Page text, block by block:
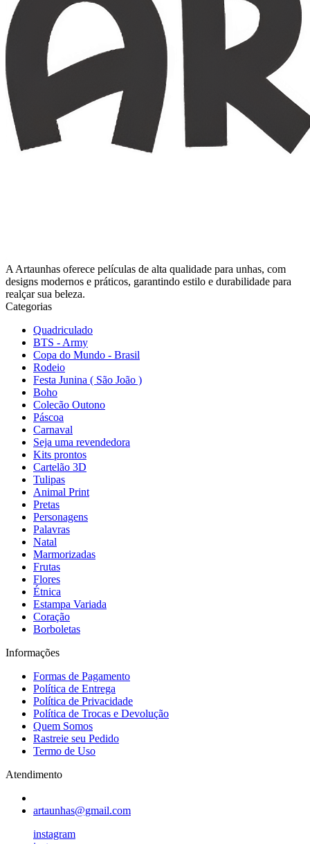
A Artaunhas oferece películas de alta qualidade para unhas, com
designs modernos e práticos, garantindo estilo e durabilidade para
realçar sua beleza.
Categorias
Quadriculado
BTS - Army
Copa do Mundo - Brasil
Rodeio
Festa Junina ( São João )
Boho
Colecão Outono
Páscoa
Carnaval
Seja uma revendedora
Kits prontos
Cartelão 3D
Tulipas
Animal Print
Pretas
Personagens
Palavras
Natal
Marmorizadas
Frutas
Flores
Étnica
Estampa Variada
Coração
Borboletas
Informações
Formas de Pagamento
Política de Entrega
Política de Privacidade
Política de Trocas e Devolução
Quem Somos
Rastreie seu Pedido
Termo de Uso
Atendimento
artaunhas@gmail.com
instagram